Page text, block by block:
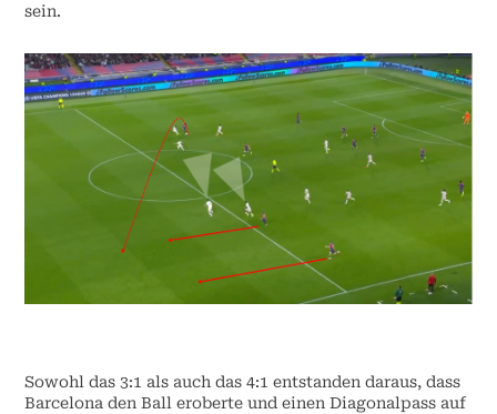
sein.
Sowohl das 3:1 als auch das 4:1 entstanden daraus, dass
Barcelona den Ball eroberte und einen Diagonalpass auf